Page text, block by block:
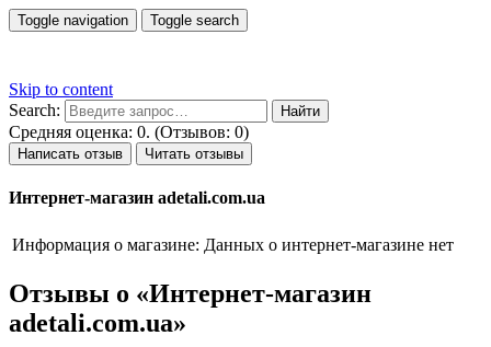
Toggle navigation Toggle search
Skip to content
Search:
Средняя оценка: 0. (Отзывов: 0)
Написать отзыв Читать отзывы
Интернет-магазин adetali.com.ua
Информация о магазине: Данных о интернет-магазине нет
Отзывы о «Интернет-магазин
adetali.com.ua»